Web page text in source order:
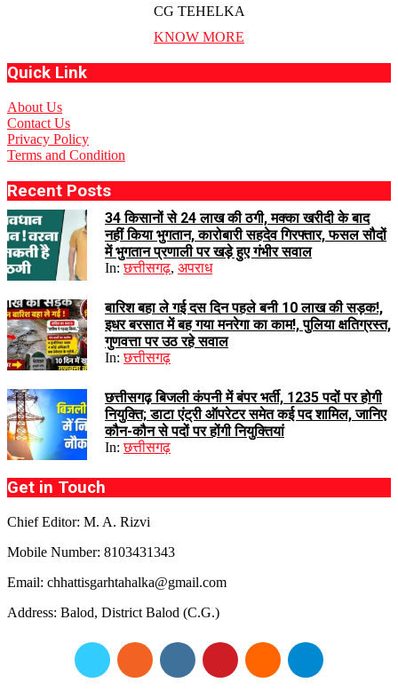
CG TEHELKA
KNOW MORE
Quick Link
About Us
Contact Us
Privacy Policy
Terms and Condition
Recent Posts
34 किसानों से 24 लाख की ठगी, मक्का खरीदी के बाद
नहीं किया भुगतान, कारोबारी सहदेव गिरफ्तार, फसल सौदों
में भुगतान प्रणाली पर खड़े हुए गंभीर सवाल
In: छत्तीसगढ़, अपराध
बारिश बहा ले गई दस दिन पहले बनी 10 लाख की सड़क!,
इधर बरसात में बह गया मनरेगा का काम!, पुलिया क्षतिग्रस्त,
गुणवत्ता पर उठ रहे सवाल
In: छत्तीसगढ़
छत्तीसगढ़ बिजली कंपनी में बंपर भर्ती, 1235 पदों पर होगी
नियुक्ति; डाटा एंट्री ऑपरेटर समेत कई पद शामिल, जानिए
कौन-कौन से पदों पर होंगी नियुक्तियां
In: छत्तीसगढ़
Get in Touch
Chief Editor: M. A. Rizvi
Mobile Number: 8103431343
Email: chhattisgarhtahalka@gmail.com
Address: Balod, District Balod (C.G.)